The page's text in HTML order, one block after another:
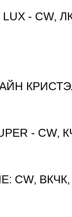
- CW,
- CW,
CW, ВКЧК